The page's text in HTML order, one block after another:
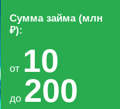
Сумма займа (млн
₽):
от 10
до 200